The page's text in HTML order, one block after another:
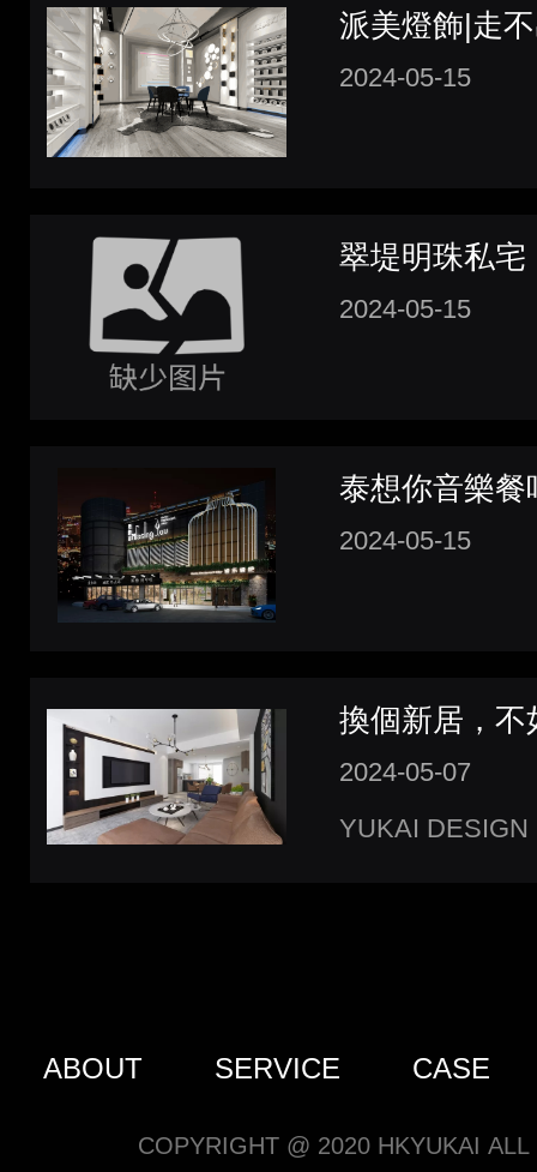
派美燈飾|走
2024-05-15
翠堤明珠私宅
2024-05-15
泰想你音樂餐
2024-05-15
換個新居，不
2024-05-07
YUKAI DESIGN
ABOUT SERVICE CASE
COPYRIGHT @ 2020 HKYUKAI